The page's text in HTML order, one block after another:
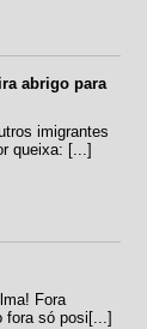
abrigo para
imigrantes
queixa: [...]
Fora
fora só posi[...]